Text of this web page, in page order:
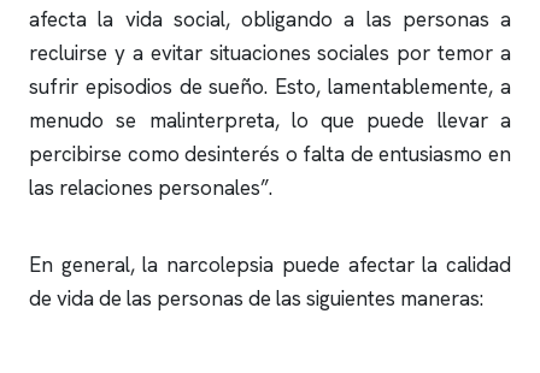
afecta la vida social, obligando a las personas a
recluirse y a evitar situaciones sociales por temor a
sufrir episodios de sueño. Esto, lamentablemente, a
menudo se malinterpreta, lo que puede llevar a
percibirse como desinterés o falta de entusiasmo en
las relaciones personales”.
En general, la narcolepsia puede afectar la calidad
de vida de las personas de las siguientes maneras: